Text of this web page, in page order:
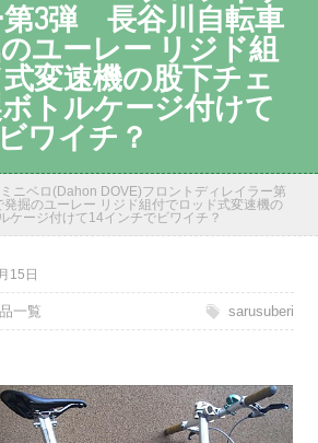
第3弾 長谷川自転車
ユーレー リジド組
変速機の股下チェ
トルケージ付けて
ワイチ？
ミニベロ(Dahon DOVE)フロントディレイラー第
掘のユーレー リジド組付でロッド式変速機の
ージ付けて14インチでビワイチ？
15日
一覧 sarusuberi